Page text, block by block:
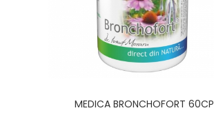
MEDICA BRONCHOFORT 60CP